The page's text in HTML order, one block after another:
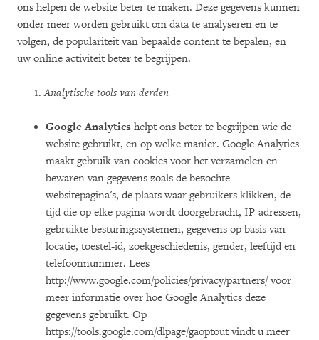
ons helpen de website beter te maken. Deze gegevens kunnen
onder meer worden gebruikt om data te analyseren en te
volgen, de populariteit van bepaalde content te bepalen, en
uw online activiteit beter te begrijpen.
1.Analytische tools van derden
Google Analytics helpt ons beter te begrijpen wie de
website gebruikt, en op welke manier. Google Analytics
maakt gebruik van cookies voor het verzamelen en
bewaren van gegevens zoals de bezochte
websitepagina's, de plaats waar gebruikers klikken, de
tijd die op elke pagina wordt doorgebracht, IP-adressen,
gebruikte besturingssystemen, gegevens op basis van
locatie, toestel-id, zoekgeschiedenis, gender, leeftijd en
telefoonnummer. Lees
http://www.google.com/policies/privacy/partners/voor
meer informatie over hoe Google Analytics deze
gegevens gebruikt. Op
https://tools.google.com/dlpage/gaoptoutvindt u meer